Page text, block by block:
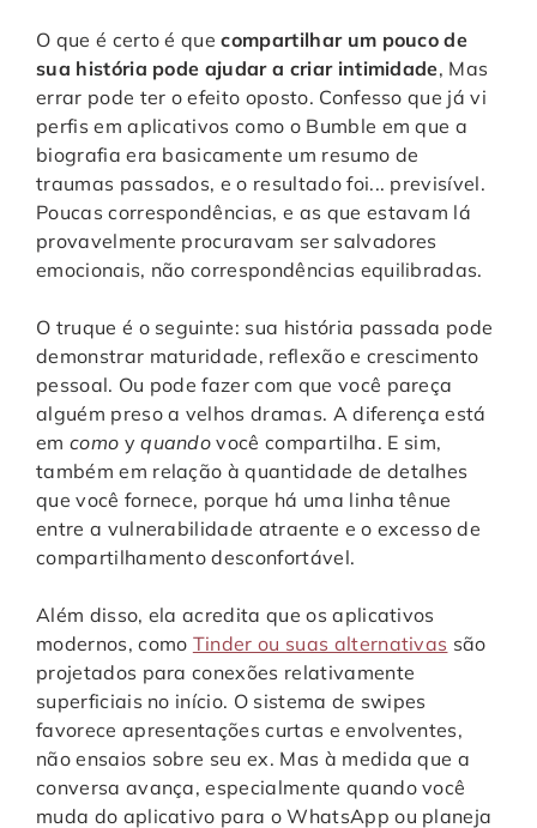
O que é certo é quecompartilhar um pouco de
sua história pode ajudar a criar intimidade, Mas
errar pode ter o efeito oposto. Confesso que já vi
perfis em aplicativos como o Bumble em que a
biografia era basicamente um resumo de
traumas passados, e o resultado foi... previsível.
Poucas correspondências, e as que estavam lá
provavelmente procuravam ser salvadores
emocionais, não correspondências equilibradas.
O truque é o seguinte: sua história passada pode
demonstrar maturidade, reflexão e crescimento
pessoal. Ou pode fazer com que você pareça
alguém preso a velhos dramas. A diferença está
em como yquando você compartilha. E sim,
também em relação à quantidade de detalhes
que você fornece, porque há uma linha tênue
entre a vulnerabilidade atraente e o excesso de
compartilhamento desconfortável.
Além disso, ela acredita que os aplicativos
modernos, como Tinder ou suas alternativas são
projetados para conexões relativamente
superficiais no início. O sistema de swipes
favorece apresentações curtas e envolventes,
não ensaios sobre seu ex. Mas à medida que a
conversa avança, especialmente quando você
muda do aplicativo para o WhatsApp ou planeja